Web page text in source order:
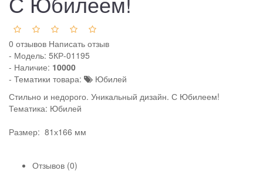
0 отзывов Написать отзыв
- Модель: 5КР-01195
- Наличие: 10000
- Тематики товара:
Юбилей
Стильно и недорого. Уникальный дизайн. С Юбилеем!
Тематика: Юбилей
Размер: 81х166 мм
Отзывов (0)